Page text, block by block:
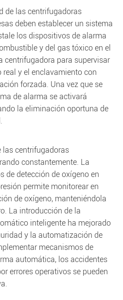
de las centrifugadoras
deben establecer un sistema
los dispositivos de alarma
y del gas tóxico en el
centrifugadora para supervisar
real y el enclavamiento con
forzada. Una vez que se
de alarma se activará
la eliminación oportuna de
las centrifugadoras
constantemente. La
de detección de oxígeno en
permite monitorear en
de oxígeno, manteniéndola
La introducción de la
inteligente ha mejorado
y la automatización de
mecanismos de
automática, los accidentes
errores operativos se pueden